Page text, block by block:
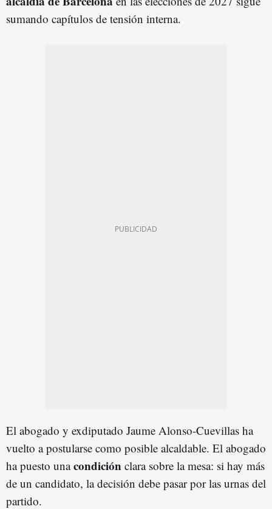
sumando capítulos de tensión interna.
El abogado y exdiputado Jaume Alonso-Cuevillas ha
vuelto a postularse como posible alcaldable. El abogado
ha puesto unacondición clara sobre la mesa: si hay más
de un candidato, la decisión debe pasar por las urnas del
partido.